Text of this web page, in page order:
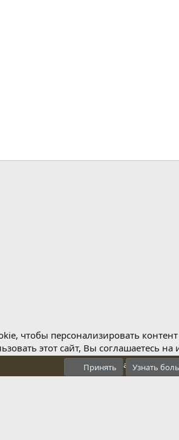
Обратная связь
чтобы персонализировать
этот сайт, Вы соглашаетесь
Принять Узнать